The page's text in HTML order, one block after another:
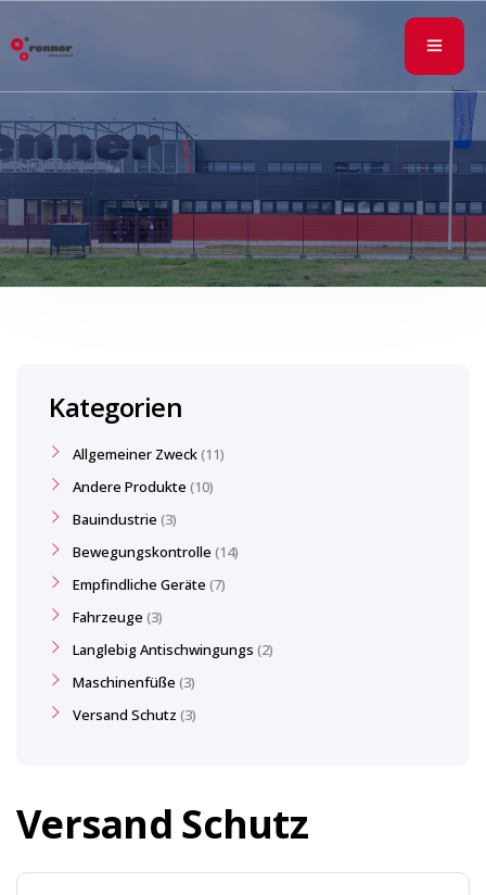
Versand Schutz
Kategorien
Allgemeiner Zweck 11
Andere Produkte 10
Bauindustrie 3
Bewegungskontrolle 14
Empfindliche Geräte 7
Fahrzeuge 3
Langlebig Antischwingungs 2
Maschinenfüße 3
Versand Schutz 3